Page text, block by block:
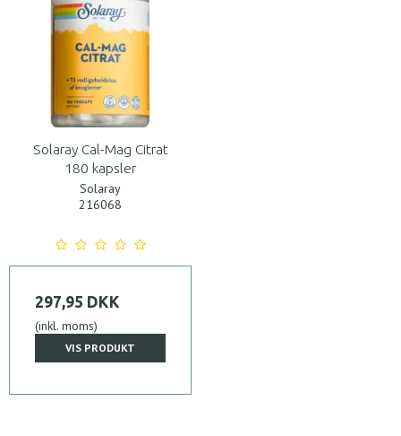
Solaray Cal-Mag Citrat
180 kapsler
Solaray
216068
297,95 DKK
(inkl. moms)
VIS PRODUKT